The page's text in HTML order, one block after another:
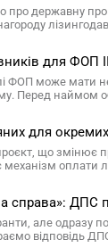
про державну
для ФОП
ФОП може мати
Перед наймом
для
що змінює
оплати
справа»: ДПС
але одразу
відповідь